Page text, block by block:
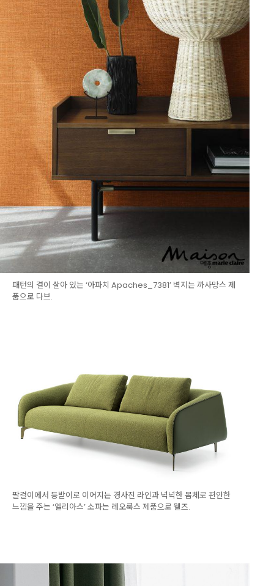
패턴의 결이 살아 있는 ‘아파치 Apaches_7381’ 벽지는 까사망스 제
품으로 다브.
팔걸이에서 등받이로 이어지는 경사진 라인과 넉넉한 몸체로 편안한
느낌을 주는 ‘엘리아스’ 소파는 레오룩스 제품으로 웰즈.